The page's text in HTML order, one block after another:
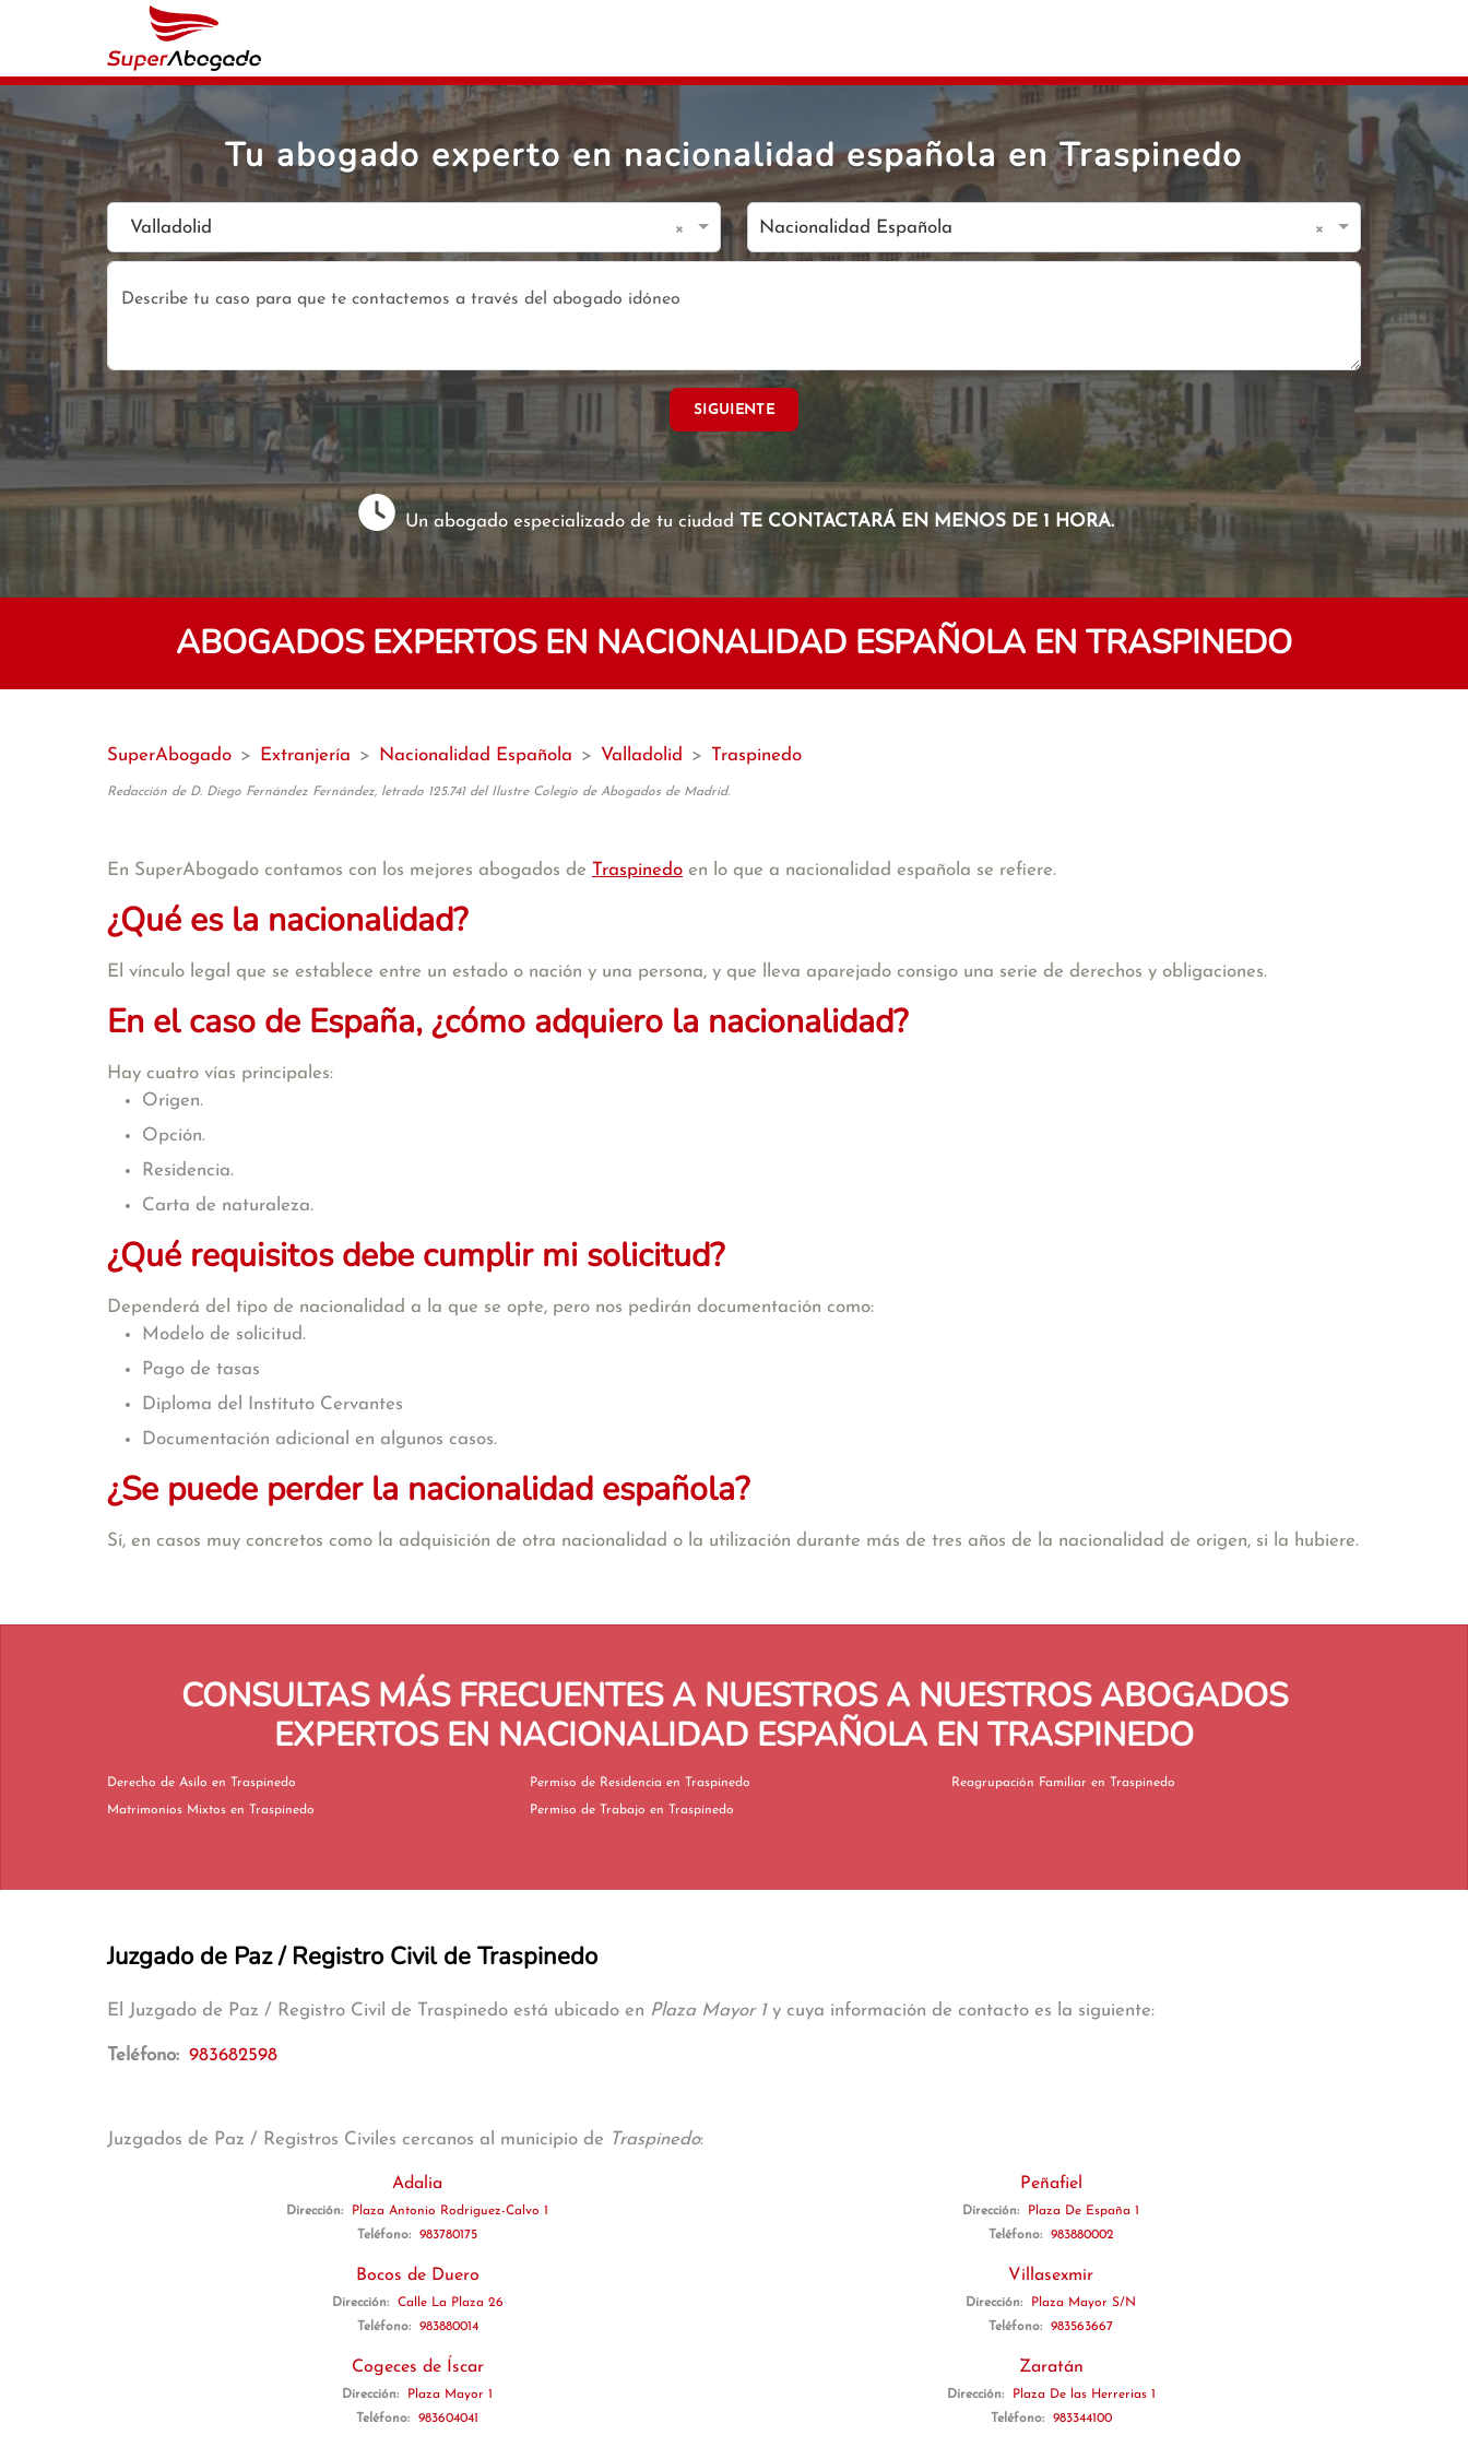
Tu abogado experto en nacionalidad española en Traspinedo
Valladolid × Nacionalidad Española ×
SIGUIENTE
Un abogado especializado de tu ciudad TE CONTACTARÁ EN MENOS DE 1 HORA.
ABOGADOS EXPERTOS EN NACIONALIDAD ESPAÑOLA EN TRASPINEDO
SuperAbogado > Extranjería > Nacionalidad Española > Valladolid > Traspinedo
Redacción de D. Diego Fernández Fernández, letrado 125.741 del Ilustre Colegio de Abogados de Madrid.
En SuperAbogado contamos con los mejores abogados de Traspinedo en lo que a nacionalidad española se refiere.
¿Qué es la nacionalidad?
El vínculo legal que se establece entre un estado o nación y una persona, y que lleva aparejado consigo una serie de derechos y obligaciones.
En el caso de España, ¿cómo adquiero la nacionalidad?
Hay cuatro vías principales:
Origen.
Opción.
Residencia.
Carta de naturaleza.
¿Qué requisitos debe cumplir mi solicitud?
Dependerá del tipo de nacionalidad a la que se opte, pero nos pedirán documentación como:
Modelo de solicitud.
Pago de tasas
Diploma del Instituto Cervantes
Documentación adicional en algunos casos.
¿Se puede perder la nacionalidad española?
Sí, en casos muy concretos como la adquisición de otra nacionalidad o la utilización durante más de tres años de la nacionalidad de origen, si la hubiere.
CONSULTAS MÁS FRECUENTES A NUESTROS A NUESTROS ABOGADOS
EXPERTOS EN NACIONALIDAD ESPAÑOLA EN TRASPINEDO
Derecho de Asilo en Traspinedo
Matrimonios Mixtos en Traspinedo
Permiso de Residencia en Traspinedo
Permiso de Trabajo en Traspinedo
Reagrupación Familiar en Traspinedo
Juzgado de Paz / Registro Civil de Traspinedo
El Juzgado de Paz / Registro Civil de Traspinedo está ubicado en Plaza Mayor 1y cuya información de contacto es la siguiente:
Teléfono: 983682598
Juzgados de Paz / Registros Civiles cercanos al municipio de Traspinedo:
Adalia
Dirección:
Plaza Antonio Rodriguez-Calvo 1
Teléfono:
983780175
Bocos de Duero
Dirección:
Calle La Plaza 26
Teléfono:
983880014
Cogeces de Íscar
Dirección:
Plaza Mayor 1
Teléfono:
983604041
Peñafiel
Dirección:
Plaza De España 1
Teléfono:
983880002
Villasexmir
Dirección:
Plaza Mayor S/N
Teléfono:
983563667
Zaratán
Dirección:
Plaza De las Herrerias 1
Teléfono:
983344100